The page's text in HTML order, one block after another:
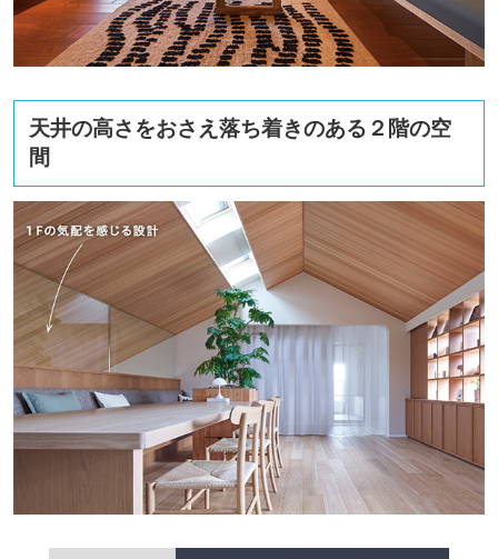
天井の高さをおさえ落ち着きのある２階の空
間